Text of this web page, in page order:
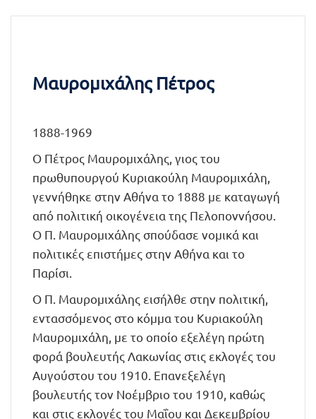
Μαυρομιχάλης Πέτρος
1888-1969
Ο Πέτρος Μαυρομιχάλης, γιος του
πρωθυπουργού Κυριακούλη Μαυρομιχάλη,
γεννήθηκε στην Αθήνα το 1888 με καταγωγή
από πολιτική οικογένεια της Πελοποννήσου.
Ο Π. Μαυρομιχάλης σπούδασε νομικά και
πολιτικές επιστήμες στην Αθήνα και το
Παρίσι.
Ο Π. Μαυρομιχάλης εισήλθε στην πολιτική,
εντασσόμενος στο κόμμα του Κυριακούλη
Μαυρομιχάλη, με το οποίο εξελέγη πρώτη
φορά βουλευτής Λακωνίας στις εκλογές του
Αυγούστου του 1910. Επανεξελέγη
βουλευτής τον Νοέμβριο του 1910, καθώς
και στις εκλογές του Μαΐου και Δεκεμβρίου